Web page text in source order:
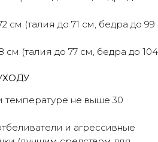
см (талия до 71 см, бедра до 99
см (талия до 77 см, бедра до 104
температуре не выше 30
и агрессивные